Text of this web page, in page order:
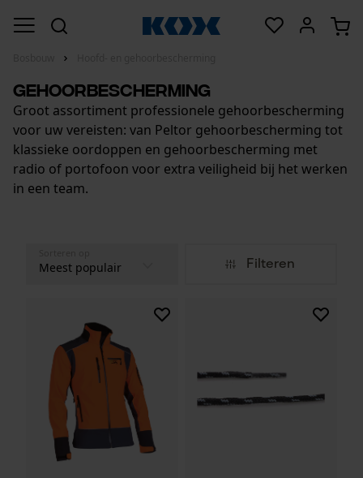
Gehoorbescherming
Groot assortiment professionele gehoorbescherming
voor uw vereisten: van Peltor gehoorbescherming tot
klassieke oordoppen en gehoorbescherming met
radio of portofoon voor extra veiligheid bij het werken
in een team.
Filteren